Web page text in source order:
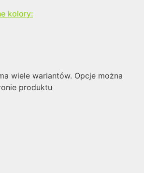
kolory:
wiele wariantów. Opcje można
produktu